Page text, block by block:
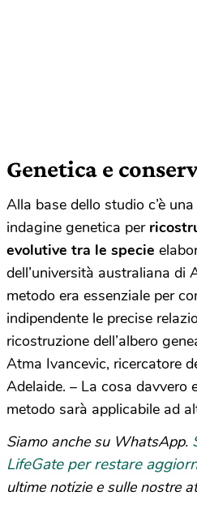
Genetica e
Alla base dello studio c’è
indagine genetica per
evolutive tra le specie
dell’università australiana di
metodo era essenziale per
indipendente le precise
ricostruzione dell’albero
Atma Ivancevic, ricercatore
Adelaide. – La cosa davvero
metodo sarà applicabile ad
Siamo anche su WhatsApp.
LifeGate per restare
ultime notizie e sulle nostre